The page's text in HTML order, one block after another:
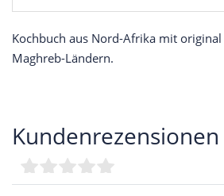
Kochbuch aus Nord-Afrika mit original
Maghreb-Ländern.
Kundenrezensionen